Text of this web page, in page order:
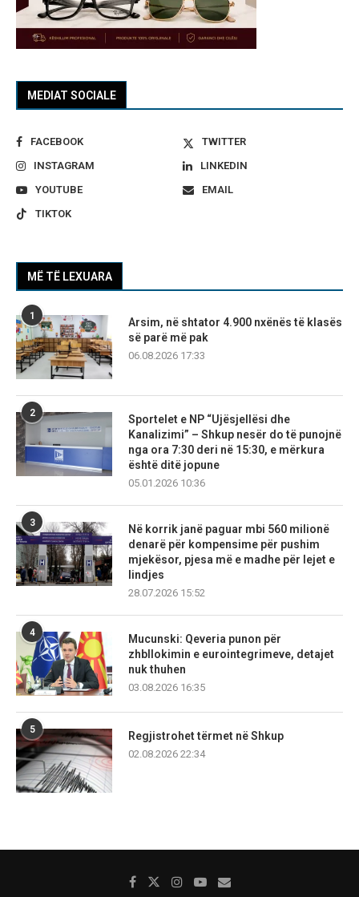
MEDIAT SOCIALE
FACEBOOK
TWITTER
INSTAGRAM
LINKEDIN
YOUTUBE
EMAIL
TIKTOK
MË TË LEXUARA
1
Arsim, në shtator 4.900 nxënës të klasës
së parë më pak
06.08.2026 17:33
2
Sportelet e NP “Ujësjellësi dhe
Kanalizimi” – Shkup nesër do të punojnë
nga ora 7:30 deri në 15:30, e mërkura
është ditë jopune
05.01.2026 10:36
3
Në korrik janë paguar mbi 560 milionë
denarë për kompensime për pushim
mjekësor, pjesa më e madhe për lejet e
lindjes
28.07.2026 15:52
4
Mucunski: Qeveria punon për
zhbllokimin e eurointegrimeve, detajet
nuk thuhen
03.08.2026 16:35
5
Regjistrohet tërmet në Shkup
02.08.2026 22:34